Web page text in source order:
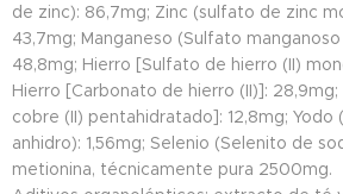
de zinc): 86,7mg; Zinc (sulfato de zinc
43,7mg; Manganeso (Sulfato
48,8mg; Hierro [Sulfato de hierro (II)
Hierro [Carbonato de hierro (II)]:
cobre (II) pentahidratado]: 12,8mg; Yodo
anhidro): 1,56mg; Selenio (Selenito de
metionina, técnicamente pura 2500mg.